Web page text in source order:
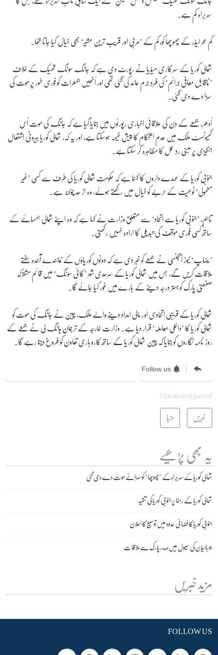
سربراہ کِم ہے۔
کَم عمر لیڈر کے پھوپھا کو، کِم کے ’مربی اور قریب ترین مشیر‘ بھی خیال کیا جاتا تھا۔
شمالی کوریا کے سرکاری میڈیا نے رپورٹ دی ہے کہ جانگ سونگ تھیک کے خلاف
’ناقابلِ معافی جرائم‘ کی فردِ جرم عائد کی گئی تھی اور اُنھیں جمعرات کو فوری طور پر موت کی
سزا دے دی گئی۔
اُدھر، جمعے کے دِن کی علاقائی اخباری رپورٹوں میں بتایا گیا ہے کہ جانگ کی موت اُس
کمیونسٹ ملک میں عدم استحکام کا پیش خیمہ ہوسکتا ہے، اور یہ کہ، شمالی کوریا بیرونی اشتعال
انگیزی پر مبنی ردِ عمل کا مظاہرہ کر سکتا ہے۔
جنوبی کوریا کے عہدے داروں کا کہنا ہے کہ حکومت شمالی کوریا کی طرف سے کسی ’غیر
معمولی‘ نوعیت کے حربے کو خیال میں رکھتے ہوئے، وہ از حد چوکنہ ہے۔
تاہم، ’جنوبی کوریا سے اتحاد‘ سے متعلق وزارت نے کہا ہے کہ وہ اپنے شمالی ہمسائے کے
ساتھ کسی فوری مؤقف کی تبدیلی کا ارادہ نہیں رکھتی۔
’ یُنہاپ‘ نیوز ایجنسی نے جمعے کو خبر دی ہے کہ دونوں کوریاؤں کے نمائندے آئندہ ہفتے
ملاقات کریں گے، جِس میں شمالی کوریا کے سرحدی شہر ’کائی سونگ‘ میں قائم مشترکہ
صنعتی پارک کو بہتر درجہ دینے کے بارے میں غور کیا جائے گا۔
شمالی کوریا کے قریبی اتحادی اور مالی امداد دینے والے ملک، چین نے جانگ کی موت کو
شمالی کوریا کا ’داخلی معاملہ‘ قرار دیا ہے۔ وزارتِ خارجہ کے ترجمان ہانگ لِی نے جمعے کے
روز نامہ نگاروں کو بتایا کہ چین شمالی کوریا کے ساتھ کاروباری تعاون کو فروغ دیتا رہے گا۔
Follow us
This item is part of
خبریں دنیا
یہ بھی پڑھیے
شمالی کوریا کے سربراہ کے ’پھوپھا‘ کو سزائے موت دے دی گئی
شمالی کوریا کے رہنما پر جنوبی کوریا کی تنقید
جنوبی کوریا کا فضائی حدود میں توسیع کا اعلان
جو بائیڈن کی سیول میں صدر پارک سے ملاقات
مزید خبریں
FOLLOW US